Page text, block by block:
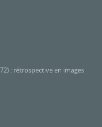
: rétrospective en images